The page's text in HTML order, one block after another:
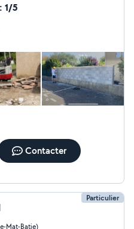
ellagage..
1/5
Contacter
Particulier
Mat-Batie)